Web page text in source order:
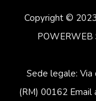
Copyright ©
POWERWEB
Sede legale:
(RM) 00162